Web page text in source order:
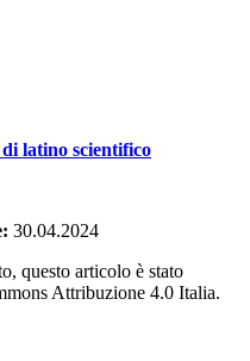
latino scientifico
30.04.2024
questo articolo è stato
Attribuzione 4.0 Italia.